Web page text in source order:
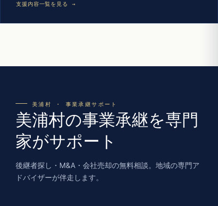
支援内容一覧を見る →
美浦村 · 事業承継サポート
美浦村の事業承継を専門
家がサポート
後継者探し・M&A・会社売却の無料相談。地域の専門ア
ドバイザーが伴走します。